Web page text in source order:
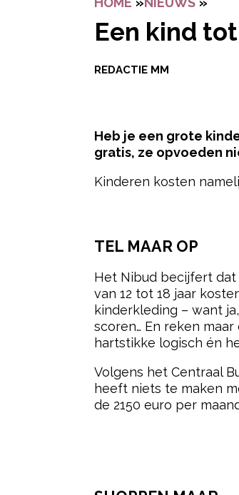
Een kind
REDACTIE MM
Heb je een grote
gratis, ze opvoeden
Kinderen kosten
TEL MAAR OP
Het Nibud becijfert dat
van 12 tot 18 jaar
kinderkleding – want
scoren… En reken
hartstikke logisch én
Volgens het Centraal
heeft niets te maken
de 2150 euro per